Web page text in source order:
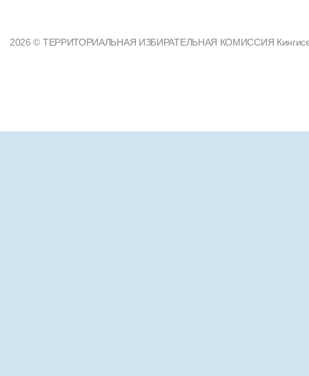
2026 © ТЕРРИТОРИАЛЬНАЯ ИЗБИРАТЕЛЬНАЯ КОМИССИЯ